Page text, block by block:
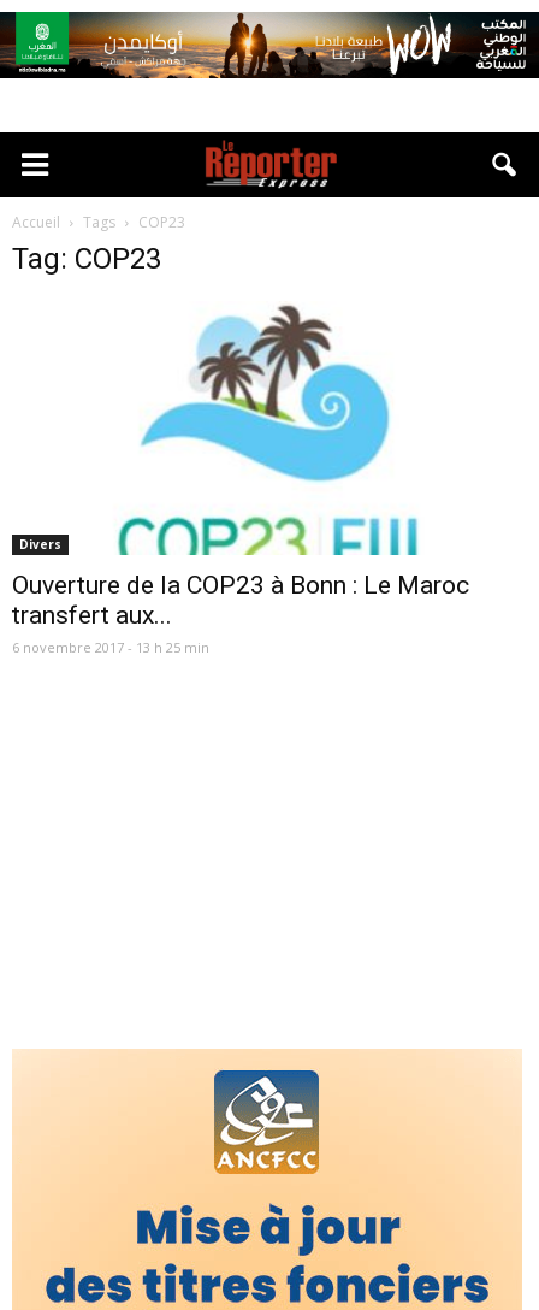
Accueil Tags COP23
Tag: COP23
Divers
Ouverture de la COP23 à Bonn : Le Maroc
transfert aux...
6 novembre 2017 - 13 h 25 min